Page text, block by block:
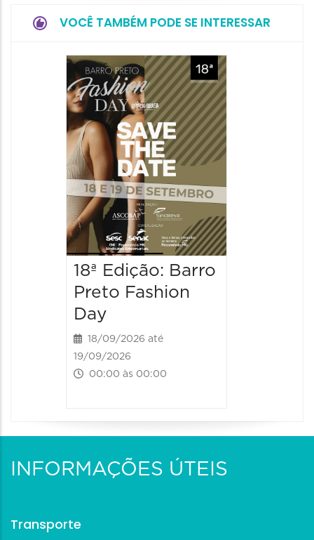
VOCÊ TAMBÉM PODE SE INTERESSAR
18ª Edição: Barro
Preto Fashion
Day
18/09/2026 até
19/09/2026
00:00 às 00:00
INFORMAÇÕES ÚTEIS
Transporte